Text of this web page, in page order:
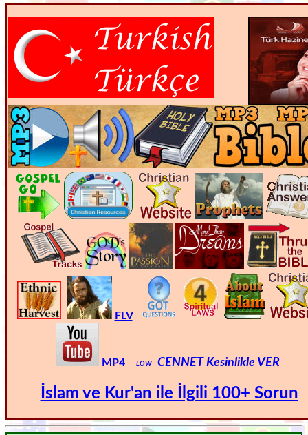
FLV
MP4 LOW CENNET Kesinlikle VER
İslam ve Kur'an ile İlgili 100+ Sorun